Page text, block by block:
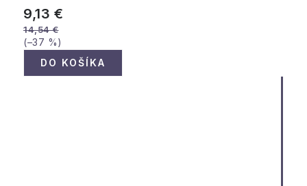
9,13 €
14,54 €
(–37 %)
DO KOŠÍKA